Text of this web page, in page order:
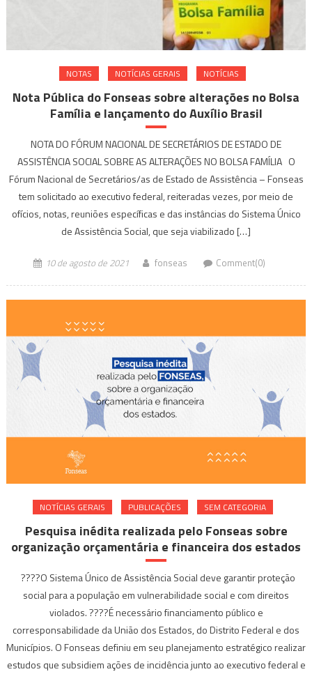
NOTAS NOTÍ­CIAS GERAIS NOTÍCIAS
Nota Pública do Fonseas sobre alterações no Bolsa
Família e lançamento do Auxílio Brasil
NOTA DO FÓRUM NACIONAL DE SECRETÁRIOS DE ESTADO DE
ASSISTÊNCIA SOCIAL SOBRE AS ALTERAÇÕES NO BOLSA FAMÍLIA O
Fórum Nacional de Secretários/as de Estado de Assistência – Fonseas
tem solicitado ao executivo federal, reiteradas vezes, por meio de
ofícios, notas, reuniões específicas e das instâncias do Sistema Único
de Assistência Social, que seja viabilizado […]
10 de agosto de 2021 fonseas Comment(0)
NOTÍ­CIAS GERAIS PUBLICAÇÕES SEM CATEGORIA
Pesquisa inédita realizada pelo Fonseas sobre
organização orçamentária e financeira dos estados
????O Sistema Único de Assistência Social deve garantir proteção
social para a população em vulnerabilidade social e com direitos
violados. ????É necessário financiamento público e
corresponsabilidade da União dos Estados, do Distrito Federal e dos
Municípios. O Fonseas definiu em seu planejamento estratégico realizar
estudos que subsidiem ações de incidência junto ao executivo federal e